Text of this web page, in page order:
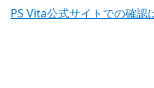
PS Vita公式サイトでの確認